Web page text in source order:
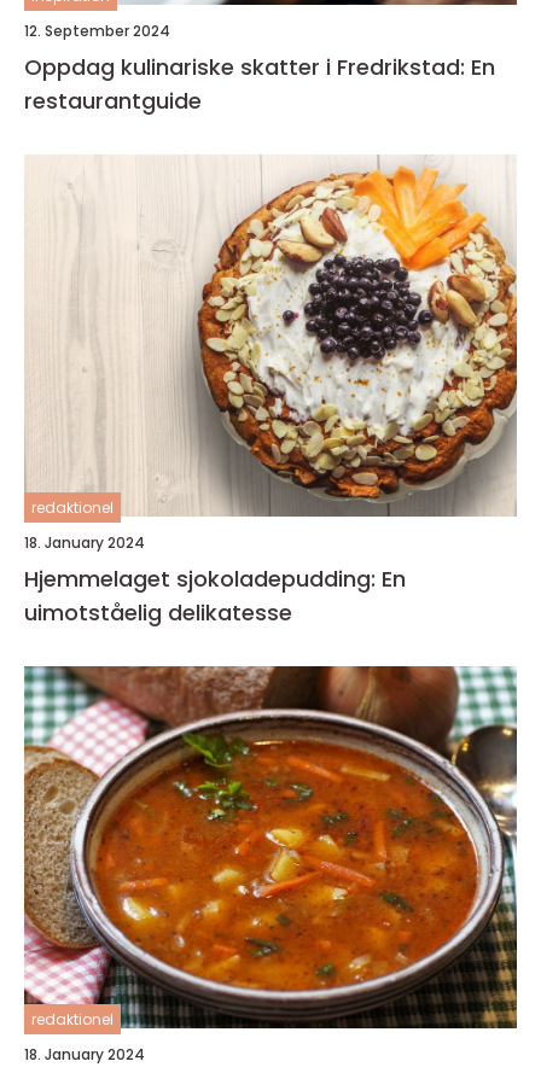
12. September 2024
Oppdag kulinariske skatter i Fredrikstad: En
restaurantguide
redaktionel
18. January 2024
Hjemmelaget sjokoladepudding: En
uimotståelig delikatesse
redaktionel
18. January 2024